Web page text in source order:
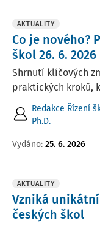
AKTUALITY
Co je nového?
škol 26. 6. 2026
Shrnutí klíčových
praktických kroků,
Redakce Řízení
Ph.D.
Vydáno: 25. 6. 2026
AKTUALITY
Vzniká
českých škol